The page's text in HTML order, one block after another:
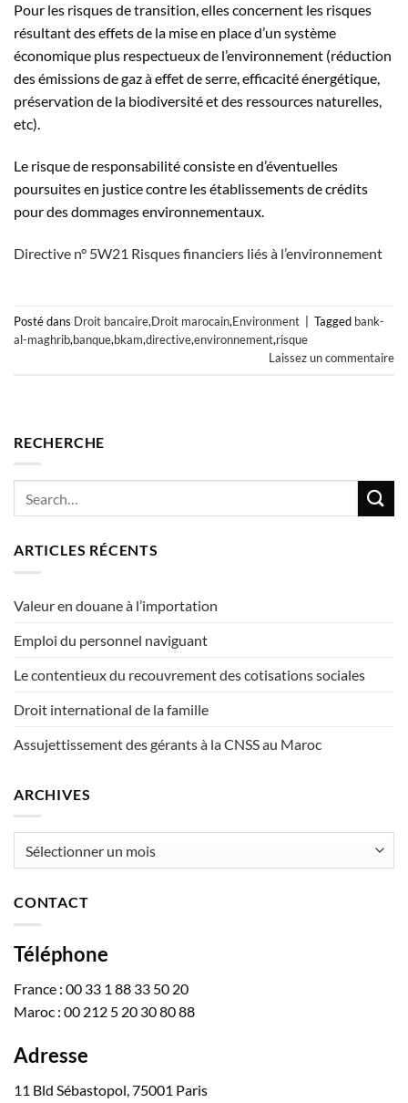
Pour les risques de transition, elles concernent les risques
résultant des effets de la mise en place d’un système
économique plus respectueux de l’environnement (réduction
des émissions de gaz à effet de serre, efficacité énergétique,
préservation de la biodiversité et des ressources naturelles,
etc).
Le risque de responsabilité consiste en d’éventuelles
poursuites en justice contre les établissements de crédits
pour des dommages environnementaux.
Directive n° 5W21 Risques financiers liés à l’environnement
Posté dans Droit bancaire,Droit marocain,Environment Tagged bank-
al-maghrib,banque,bkam,directive,environnement,risque
Laissez un commentaire
RECHERCHE
ARTICLES RÉCENTS
Valeur en douane à l’importation
Emploi du personnel naviguant
Le contentieux du recouvrement des cotisations sociales
Droit international de la famille
Assujettissement des gérants à la CNSS au Maroc
ARCHIVES
CONTACT
Téléphone
France : 00 33 1 88 33 50 20
Maroc : 00 212 5 20 30 80 88
Adresse
11 Bld Sébastopol, 75001 Paris